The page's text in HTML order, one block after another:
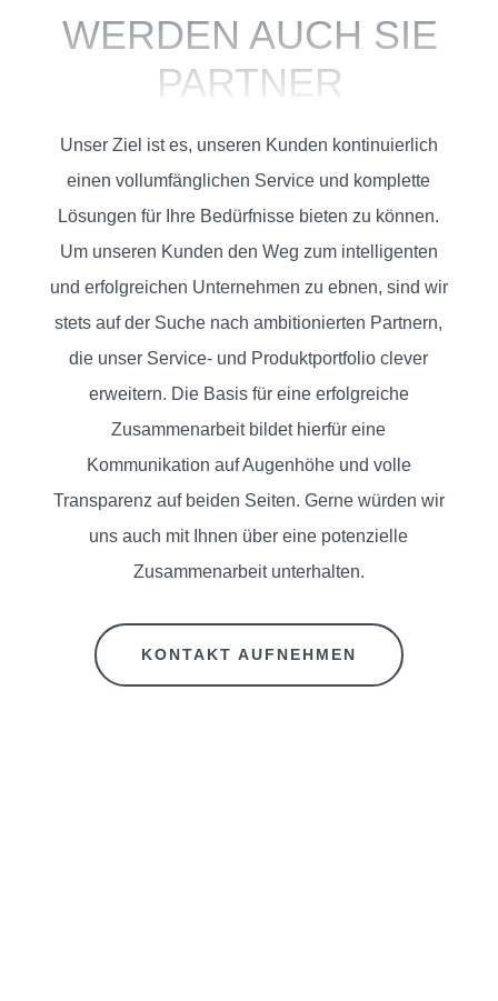
SOLUTIONS
EVENTS
KNOWLEDGE
KONTAKT
ÜBER
UNS
GESUCHT?
UNSERE
WERDEN AUCH SIE
PARTNER
Unser Ziel ist es, unseren Kunden kontinuierlich
einen vollumfänglichen Service und komplette
Lösungen für Ihre Bedürfnisse bieten zu können.
Um unseren Kunden den Weg zum intelligenten
und erfolgreichen Unternehmen zu ebnen, sind wir
stets auf der Suche nach ambitionierten Partnern,
die unser Service- und Produktportfolio clever
erweitern. Die Basis für eine erfolgreiche
Zusammenarbeit bildet hierfür eine
Kommunikation auf Augenhöhe und volle
Transparenz auf beiden Seiten. Gerne würden wir
uns auch mit Ihnen über eine potenzielle
Zusammenarbeit unterhalten.
KONTAKT AUFNEHMEN